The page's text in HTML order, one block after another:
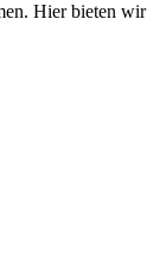
Hier bieten